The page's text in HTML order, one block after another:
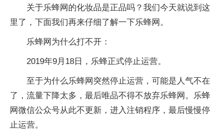
关于乐蜂网的化妆品是正品吗？我们今天就说到这
里了，下面我们再来仔细了解一下乐蜂网。
乐蜂网为什么打不开：
2019年9月18日，乐蜂正式停止运营。
至于为什么乐蜂网突然停止运营，可能是人气不在
了，流量下降太多，最后唯品不得不放弃乐蜂网。乐蜂
网微信公众号从此不更新，进入注销程序，最后慢慢停
止运营。